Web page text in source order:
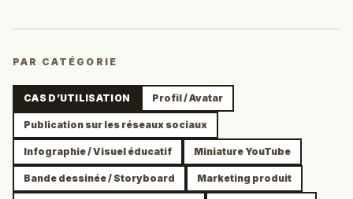
PAR CATÉGORIE
CAS D’UTILISATION Profil / Avatar
Publication sur les réseaux sociaux
Infographie / Visuel éducatif Miniature YouTube
Bande dessinée / Storyboard Marketing produit